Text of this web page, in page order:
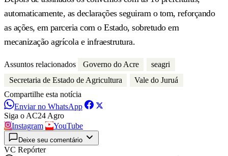
automaticamente, as declarações seguiram o tom, reforçando
as ações, em parceria com o Estado, sobretudo em
mecanização agrícola e infraestrutura.
Assuntos relacionados Governo do Acre
seagri
Secretaria de Estado de Agricultura
Vale do Juruá
Compartilhe esta notícia
Enviar no WhatsApp
Siga o AC24 Agro
Instagram
YouTube
Deixe seu comentário
VC Repórter